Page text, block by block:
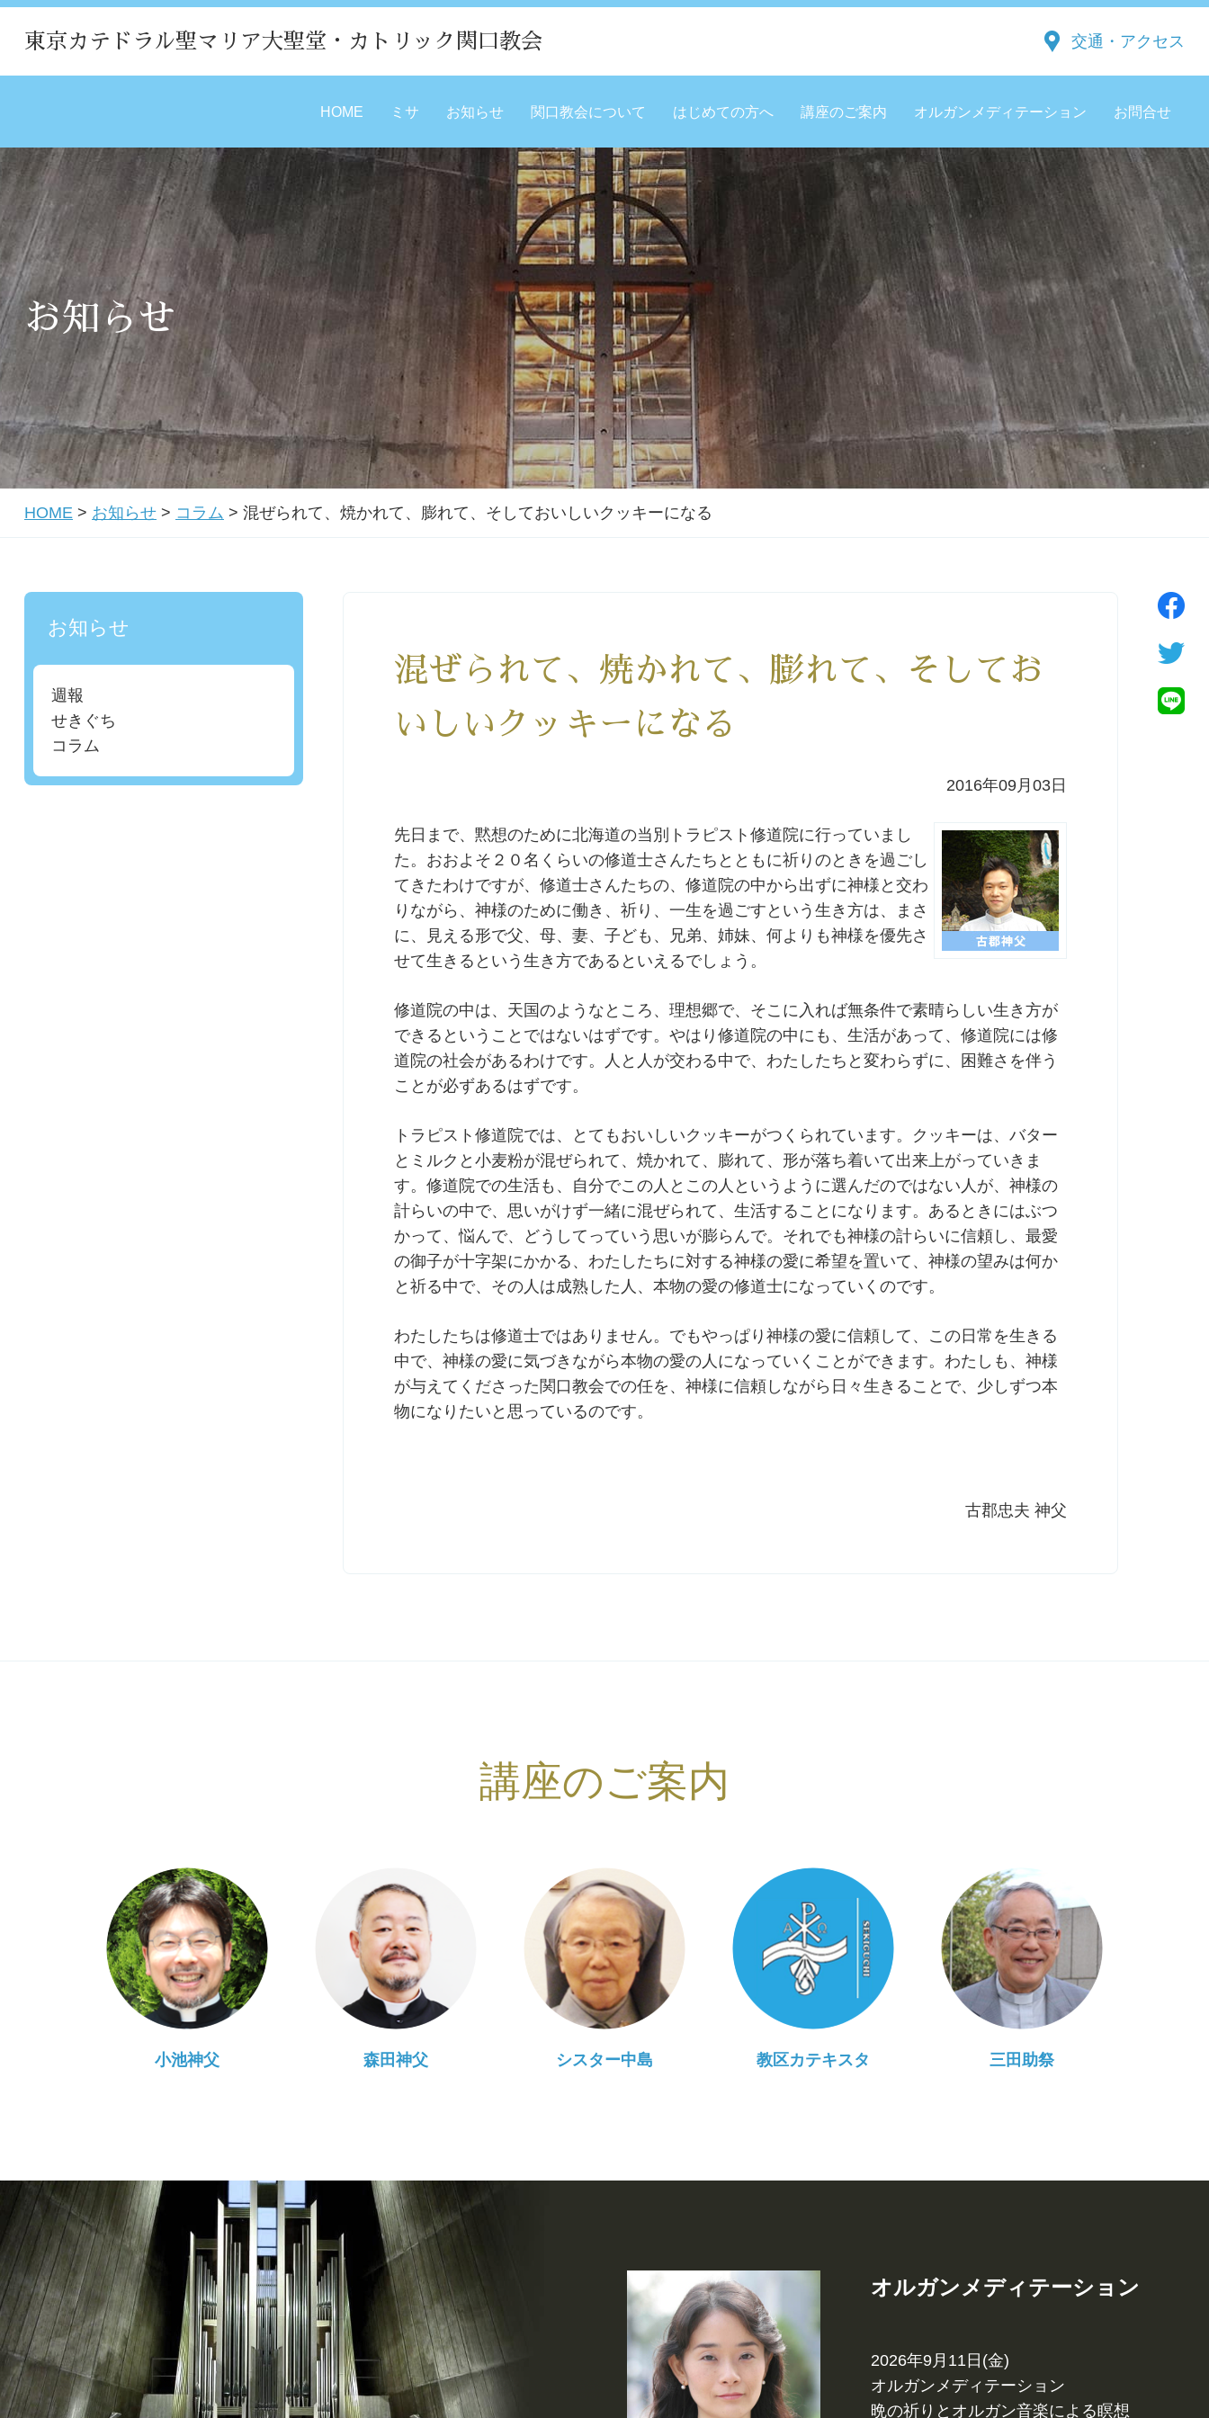
東京カテドラル聖マリア大聖堂・カトリック関口教会 交通・アクセス
HOME ミサ お知らせ 関口教会について はじめての方へ 講座のご案内 オルガンメディテーション お問合せ
お知らせ
HOME > お知らせ > コラム > 混ぜられて、焼かれて、膨れて、そしておいしいクッキーになる
混ぜられて、焼かれて、膨れて、そしてお
いしいクッキーになる
2016年09月03日
先日まで、黙想のために北海道の当別トラピスト修道院に行っていまし
た。おおよそ２０名くらいの修道士さんたちとともに祈りのときを過ごし
てきたわけですが、修道士さんたちの、修道院の中から出ずに神様と交わ
りながら、神様のために働き、祈り、一生を過ごすという生き方は、まさ
に、見える形で父、母、妻、子ども、兄弟、姉妹、何よりも神様を優先さ
せて生きるという生き方であるといえるでしょう。
修道院の中は、天国のようなところ、理想郷で、そこに入れば無条件で素晴らしい生き方が
できるということではないはずです。やはり修道院の中にも、生活があって、修道院には修
道院の社会があるわけです。人と人が交わる中で、わたしたちと変わらずに、困難さを伴う
ことが必ずあるはずです。
トラピスト修道院では、とてもおいしいクッキーがつくられています。クッキーは、バター
とミルクと小麦粉が混ぜられて、焼かれて、膨れて、形が落ち着いて出来上がっていきま
す。修道院での生活も、自分でこの人とこの人というように選んだのではない人が、神様の
計らいの中で、思いがけず一緒に混ぜられて、生活することになります。あるときにはぶつ
かって、悩んで、どうしてっていう思いが膨らんで。それでも神様の計らいに信頼し、最愛
の御子が十字架にかかる、わたしたちに対する神様の愛に希望を置いて、神様の望みは何か
と祈る中で、その人は成熟した人、本物の愛の修道士になっていくのです。
わたしたちは修道士ではありません。でもやっぱり神様の愛に信頼して、この日常を生きる
中で、神様の愛に気づきながら本物の愛の人になっていくことができます。わたしも、神様
が与えてくださった関口教会での任を、神様に信頼しながら日々生きることで、少しずつ本
物になりたいと思っているのです。
古郡忠夫 神父
お知らせ
週報
せきぐち
コラム
講座のご案内
小池神父 森田神父 シスター中島 教区カテキスタ 三田助祭
オルガンメディテーション
2026年9月11日(金)
オルガンメディテーション
晩の祈りとオルガン音楽による瞑想